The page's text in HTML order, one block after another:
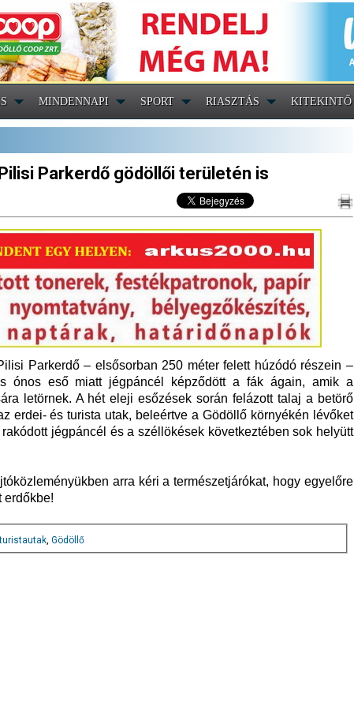
MINDENNAPI SPORT RIASZTÁS KITEKINTŐ
Parkerdő gödöllői területén is
Parkerdő – elsősorban 250 méter felett húzódó részein –
ónos eső miatt jégpáncél képződött a fák ágain, amik a
letörnek. A hét eleji esőzések során felázott talaj a betörő
erdei- és turista utak, beleértve a Gödöllő környékén lévőket
jégpáncél és a széllökések következtében sok helyütt
arra kéri a természetjárókat, hogy egyelőre
erdőkbe!
turistautak, Gödöllő